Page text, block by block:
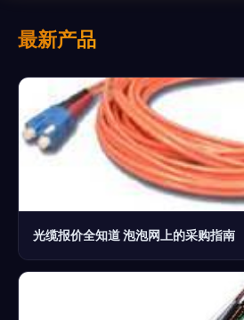
最新产品
光缆报价全知道 泡泡网上的采购指南